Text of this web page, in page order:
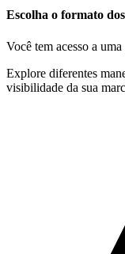
Escolha o formato
Você tem acesso a
Explore diferentes
visibilidade da sua